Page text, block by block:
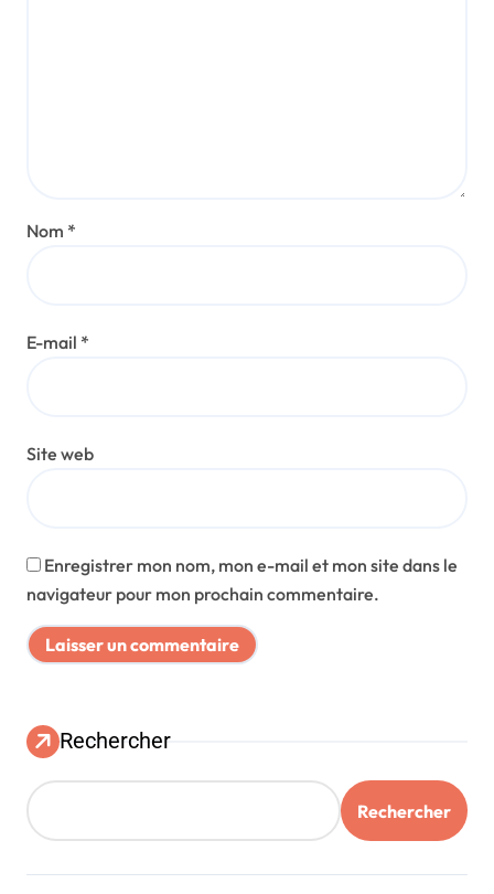
Nom *
E-mail *
Site web
Enregistrer mon nom, mon e-mail et mon site dans le
navigateur pour mon prochain commentaire.
Rechercher
Rechercher